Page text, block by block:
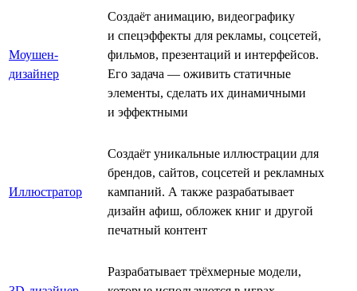
Моушен-
дизайнер
Создаёт анимацию, видеографику
и спецэффекты для рекламы, соцсетей,
фильмов, презентаций и интерфейсов.
Его задача — оживить статичные
элементы, сделать их динамичными
и эффектными
Иллюстратор
Создаёт уникальные иллюстрации для
брендов, сайтов, соцсетей и рекламных
кампаний. А также разрабатывает
дизайн афиш, обложек книг и другой
печатный контент
Разрабатывает трёхмерные модели,